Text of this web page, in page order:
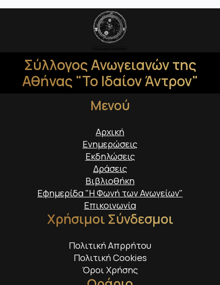
Σύλλογος Ανωγειανών της
Αθήνας "Το Ιδαίον Άντρον"
Μενού
Αρχική
Ενημερώσεις
Εκδηλώσεις
Δράσεις
Βιβλιοθήκη
Εφημερίδα "Η Φωνή των Ανωγείων"
Επικοινωνία
Χρήσιμοι Σύνδεσμοι
Πολιτική Απρρήτου
Πολιτική Cookies
Όροι Χρήσης